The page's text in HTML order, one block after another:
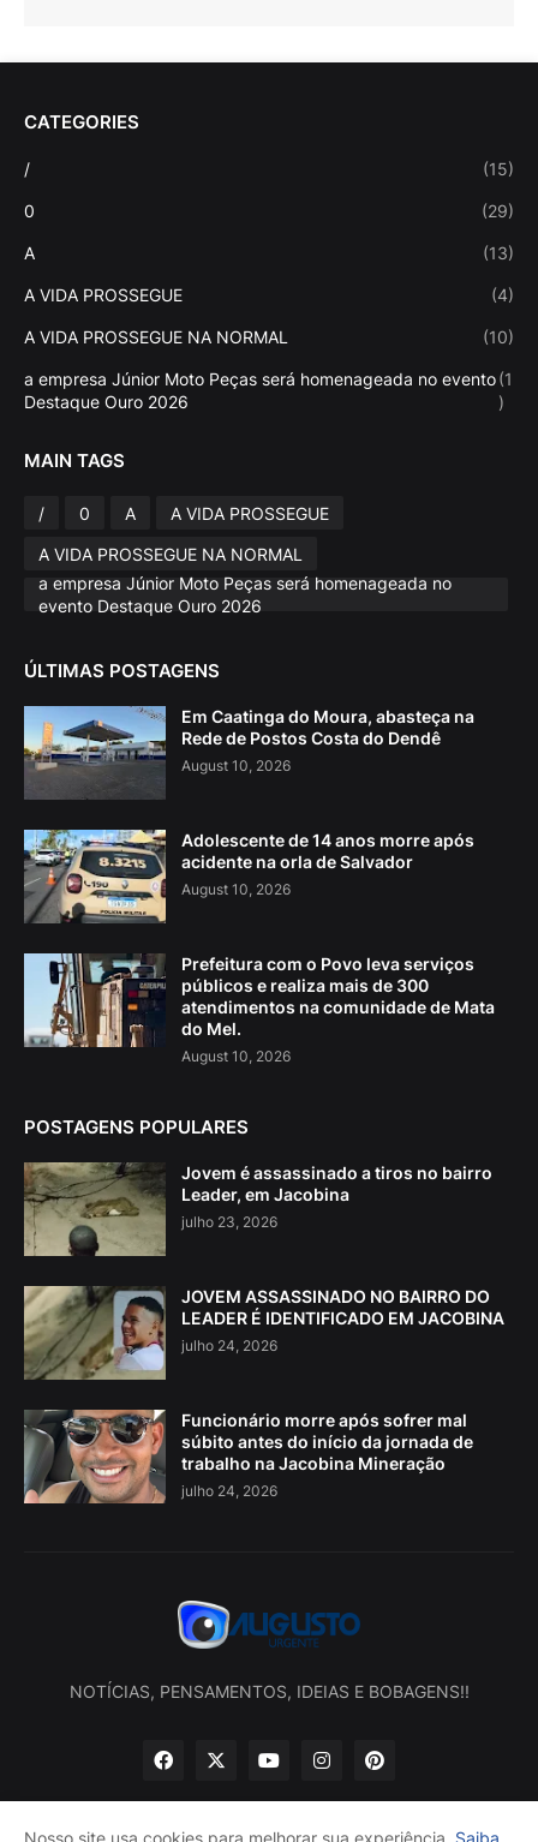
CATEGORIES
/ (15)
0 (29)
A (13)
A VIDA PROSSEGUE (4)
A VIDA PROSSEGUE NA NORMAL (10)
a empresa Júnior Moto Peças será homenageada no evento
Destaque Ouro 2026
(1
)
MAIN TAGS
/ 0 A
A VIDA PROSSEGUE
A VIDA PROSSEGUE NA NORMAL
a empresa Júnior Moto Peças será homenageada no
evento Destaque Ouro 2026
ÚLTIMAS POSTAGENS
Em Caatinga do Moura, abasteça na
Rede de Postos Costa do Dendê
August 10, 2026
Adolescente de 14 anos morre após
acidente na orla de Salvador
August 10, 2026
Prefeitura com o Povo leva serviços
públicos e realiza mais de 300
atendimentos na comunidade de Mata
do Mel.
August 10, 2026
POSTAGENS POPULARES
Jovem é assassinado a tiros no bairro
Leader, em Jacobina
julho 23, 2026
JOVEM ASSASSINADO NO BAIRRO DO
LEADER É IDENTIFICADO EM JACOBINA
julho 24, 2026
Funcionário morre após sofrer mal
súbito antes do início da jornada de
trabalho na Jacobina Mineração
julho 24, 2026
NOTÍCIAS, PENSAMENTOS, IDEIAS E BOBAGENS!!
Nosso site usa cookies para melhorar sua experiência. Saiba